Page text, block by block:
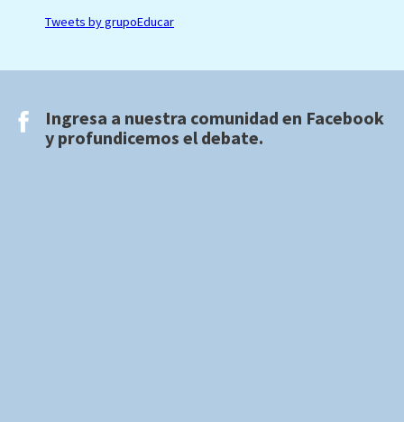
Tweets by grupoEducar
Ingresa a nuestra comunidad en Facebook
y profundicemos el debate.